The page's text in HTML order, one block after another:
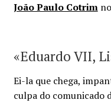
Contactos
Carrinho
João Paulo Cotrimno
«Eduardo VII,
Ei-la que chega,
culpa do comunicado